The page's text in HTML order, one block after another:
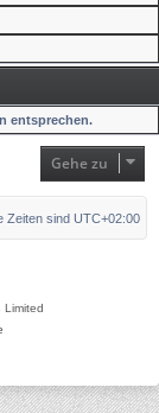
entsprechen.
Gehe zu
Zeiten sind UTC+02:00
Limited